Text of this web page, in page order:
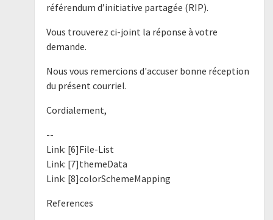
référendum d’initiative partagée (RIP).
Vous trouverez ci-joint la réponse à votre
demande.
Nous vous remercions d'accuser bonne réception
du présent courriel.
Cordialement,
--
Link: [6]File-List
Link: [7]themeData
Link: [8]colorSchemeMapping
References